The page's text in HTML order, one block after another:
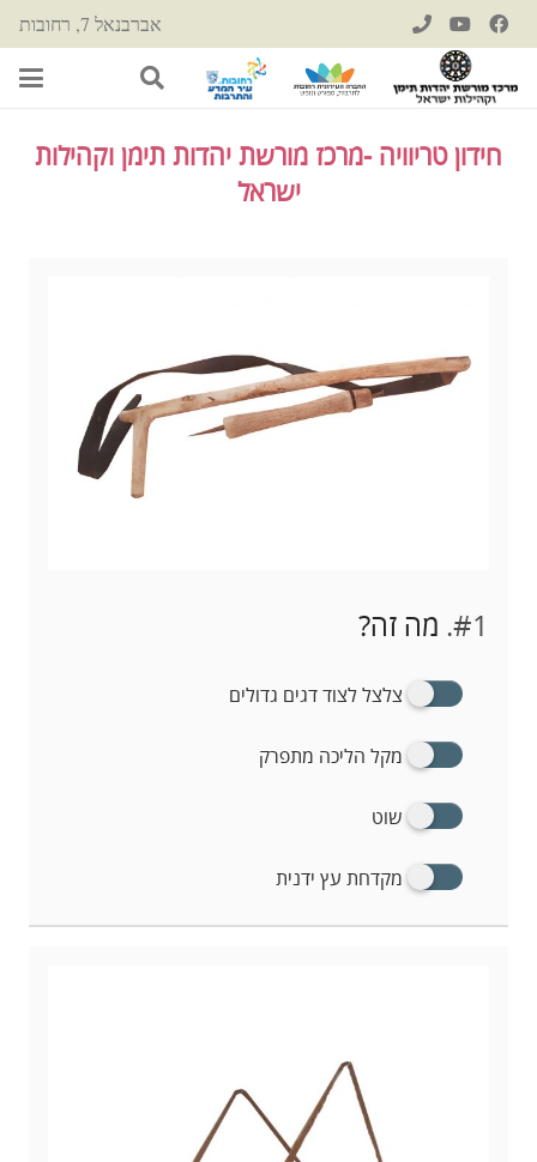
אברבנאל 7, רחובות
חידון טריוויה -מרכז מורשת יהדות תימן וקהילות
ישראל
#1. מה זה?
צלצל לצוד דגים גדולים
מקל הליכה מתפרק
שוט
מקדחת עץ ידנית